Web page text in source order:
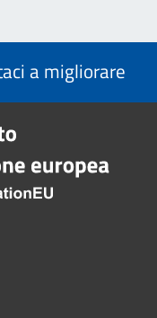
a migliorare